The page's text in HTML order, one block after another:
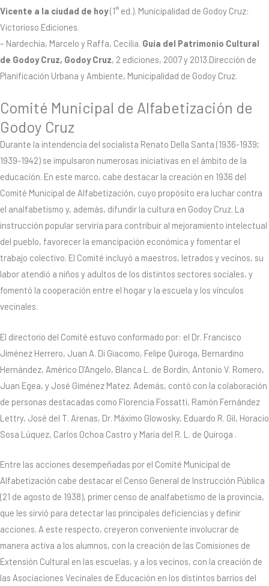
Vicente a la ciudad de hoy(1° ed.). Municipalidad de Godoy Cruz:
Victorioso Ediciones.
– Nardechia, Marcelo y Raffa, Cecilia. Guía del Patrimonio Cultural
de Godoy Cruz, Godoy Cruz, 2 ediciones, 2007 y 2013.Dirección de
Planificación Urbana y Ambiente, Municipalidad de Godoy Cruz.
Comité Municipal de Alfabetización de
Godoy Cruz
Durante la intendencia del socialista Renato Della Santa (1936-1939;
1939-1942) se impulsaron numerosas iniciativas en el ámbito de la
educación. En este marco, cabe destacar la creación en 1936 del
Comité Municipal de Alfabetización, cuyo propósito era luchar contra
el analfabetismo y, además, difundir la cultura en Godoy Cruz. La
instrucción popular serviría para contribuir al mejoramiento intelectual
del pueblo, favorecer la emancipación económica y fomentar el
trabajo colectivo. El Comité incluyó a maestros, letrados y vecinos, su
labor atendió a niños y adultos de los distintos sectores sociales, y
fomentó la cooperación entre el hogar y la escuela y los vínculos
vecinales.
El directorio del Comité estuvo conformado por: el Dr. Francisco
Jiménez Herrero, Juan A. Di Giacomo, Felipe Quiroga, Bernardino
Hernández, Américo D’Angelo, Blanca L. de Bordín, Antonio V. Romero,
Juan Egea, y José Giménez Matez. Además, contó con la colaboración
de personas destacadas como Florencia Fossatti, Ramón Fernández
Lettry, José del T. Arenas, Dr. Máximo Glowosky, Eduardo R. Gil, Horacio
Sosa Lúquez, Carlos Ochoa Castro y María del R. L. de Quiroga .
Entre las acciones desempeñadas por el Comité Municipal de
Alfabetización cabe destacar el Censo General de Instrucción Pública
(21 de agosto de 1938), primer censo de analfabetismo de la provincia,
que les sirvió para detectar las principales deficiencias y definir
acciones. A este respecto, creyeron conveniente involucrar de
manera activa a los alumnos, con la creación de las Comisiones de
Extensión Cultural en las escuelas, y a los vecinos, con la creación de
las Asociaciones Vecinales de Educación en los distintos barrios del